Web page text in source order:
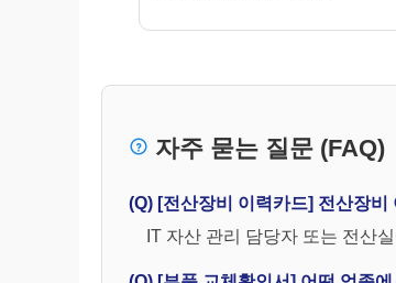
자주 묻는 질문 (FAQ)
(Q) [전산장비 이력카드] 전산장
IT 자산 관리 담당자 또는 전산